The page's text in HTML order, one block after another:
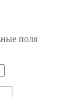
поля